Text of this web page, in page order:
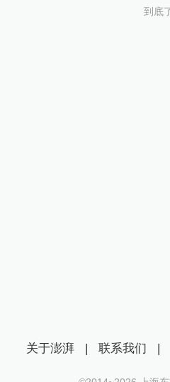
到底
关于澎湃 | 联系我们 |